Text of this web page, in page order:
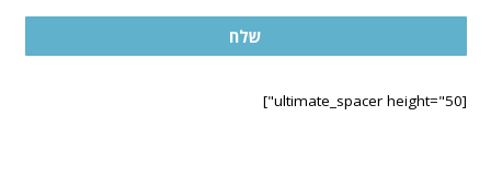
שלח
[ultimate_spacer height="50"]